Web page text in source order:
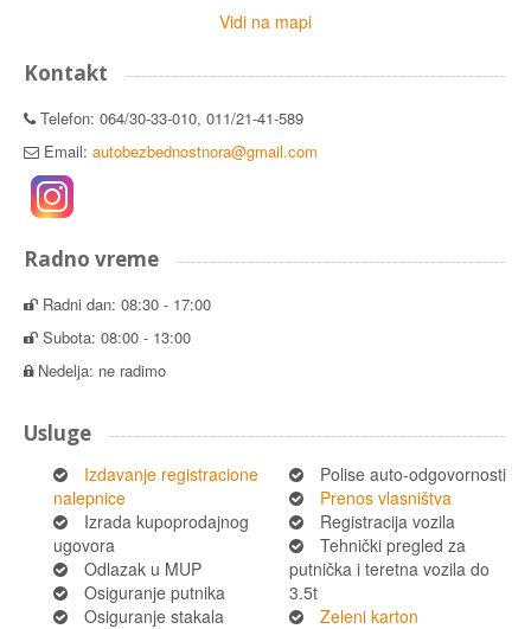
Vidi na mapi
Kontakt
Telefon: 064/30-33-010, 011/21-41-589
Email: autobezbednostnora@gmail.com
Radno vreme
Radni dan: 08:30 - 17:00
Subota: 08:00 - 13:00
Nedelja: ne radimo
Usluge
Izdavanje registracione
nalepnice
Izrada kupoprodajnog
ugovora
Odlazak u MUP
Osiguranje putnika
Osiguranje stakala
Polise auto-odgovornosti
Prenos vlasništva
Registracija vozila
Tehnički pregled za
putnička i teretna vozila do
3.5t
Zeleni karton